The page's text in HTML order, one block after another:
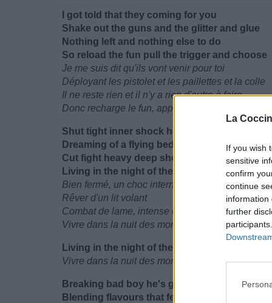
La
If you wish
sensitive
confirm
continue
information
further
I got told that they coming for you
Shake out the guns and the glitter and glue
Nothing left and nothing else to do
So reload the fun pull the trigger and choose
Je me suis dit qu'ils vont venir pour toi
Déployant les pistolet et les paillettes et la colle
Il ne reste rien et il n'y a rien d'autre à faire
Donc recharge le fun, appuie sur la gâchette et
Shut tight inner shock headlock
Dreaming of a flying bed
Cut fight heavy deep shell shock
Living in the night of the dead
Bien fermé, un choc interne, headlock
Rêver d'un lit volant
Combat de lame, intense et profonde commotion
Vivre dans la nuit des morts
Living in the night of the dead x4
Vivre dans la nuit des morts x4
Breaking bad boy he's got the moves
Blending flavours that feel so smooth